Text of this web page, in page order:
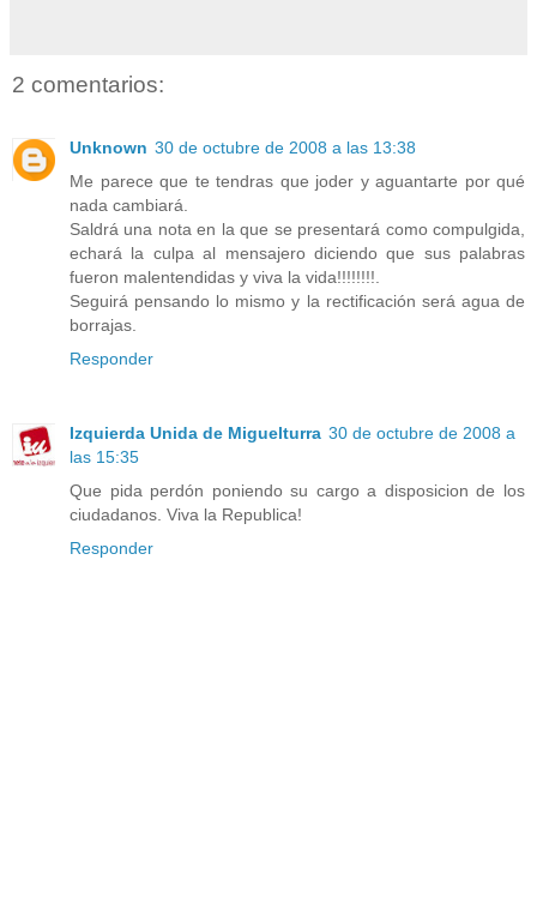
2 comentarios:
Unknown 30 de octubre de 2008 a las 13:38
Me parece que te tendras que joder y aguantarte por qué
nada cambiará.
Saldrá una nota en la que se presentará como compulgida,
echará la culpa al mensajero diciendo que sus palabras
fueron malentendidas y viva la vida!!!!!!!!.
Seguirá pensando lo mismo y la rectificación será agua de
borrajas.
Responder
Izquierda Unida de Miguelturra 30 de octubre de 2008 a
las 15:35
Que pida perdón poniendo su cargo a disposicion de los
ciudadanos. Viva la Republica!
Responder